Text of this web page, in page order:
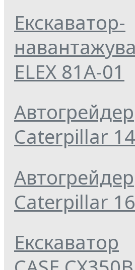
Екскаватор-
ELEX 81А-01
Автогрейдер
Caterpillar
Автогрейдер
Caterpillar
Екскаватор